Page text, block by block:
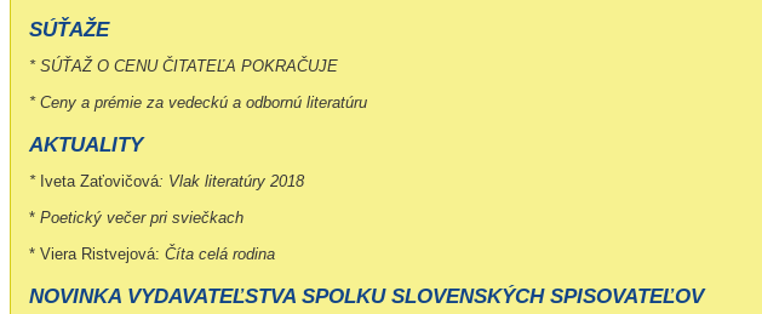
SÚŤAŽE
* SÚŤAŽ O CENU ČITATEĽA POKRAČUJE
* Ceny a prémie za vedeckú a odbornú literatúru
AKTUALITY
*Iveta Zaťovičová: Vlak literatúry 2018
* Poetický večer pri sviečkach
* Viera Ristvejová: Číta celá rodina
NOVINKA VYDAVATEĽSTVA SPOLKU SLOVENSKÝCH SPISOVATEĽOV